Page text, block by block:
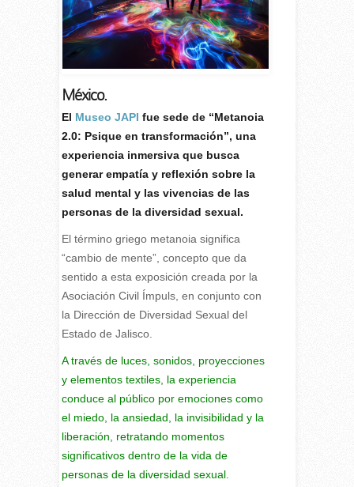
México.
El Museo JAPI fue sede de “Metanoia
2.0: Psique en transformación”, una
experiencia inmersiva que busca
generar empatía y reflexión sobre la
salud mental y las vivencias de las
personas de la diversidad sexual.
El término griego metanoia significa
“cambio de mente”, concepto que da
sentido a esta exposición creada por la
Asociación Civil Ímpuls, en conjunto con
la Dirección de Diversidad Sexual del
Estado de Jalisco.
A través de luces, sonidos, proyecciones
y elementos textiles, la experiencia
conduce al público por emociones como
el miedo, la ansiedad, la invisibilidad y la
liberación, retratando momentos
significativos dentro de la vida de
personas de la diversidad sexual.